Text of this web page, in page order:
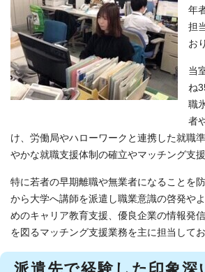
年
担
お
当
ね
職
者
け、労働局やハローワークと連携した就職
やかな就職支援体制の確立やマッチング支
特に若者の早期離職や無業者になることを
から大学へ講師を派遣し職業意識の啓発や
めのキャリア教育支援、優良企業の情報発
を図るマッチング支援業務を主に担当してお